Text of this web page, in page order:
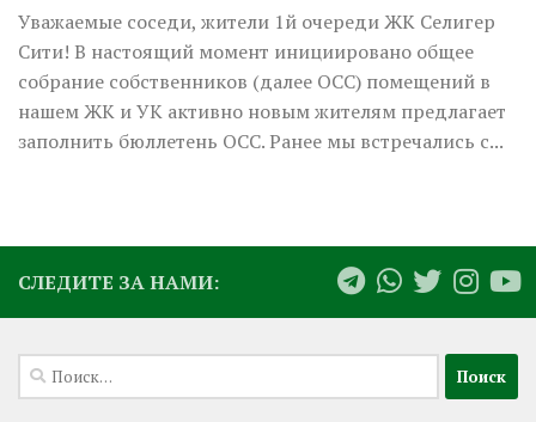
Уважаемые соседи, жители 1й очереди ЖК Селигер
Сити! В настоящий момент инициировано общее
собрание собственников (далее ОСС) помещений в
нашем ЖК и УК активно новым жителям предлагает
заполнить бюллетень ОСС. Ранее мы встречались с...
СЛЕДИТЕ ЗА НАМИ:
Найти: